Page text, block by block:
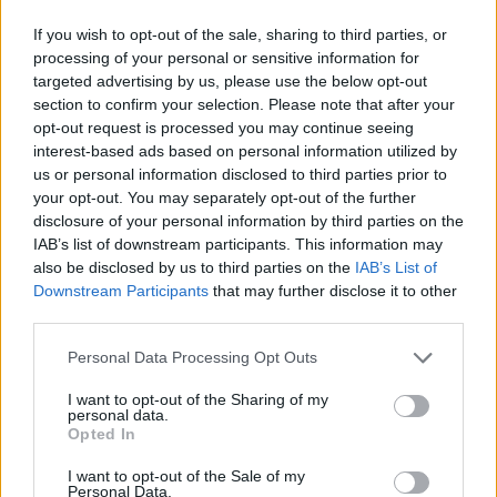
If you wish to opt-out of the sale, sharing to third parties, or
processing of your personal or sensitive information for
targeted advertising by us, please use the below opt-out
section to confirm your selection. Please note that after your
opt-out request is processed you may continue seeing
interest-based ads based on personal information utilized by
us or personal information disclosed to third parties prior to
your opt-out. You may separately opt-out of the further
disclosure of your personal information by third parties on the
IAB’s list of downstream participants. This information may
also be disclosed by us to third parties on the IAB’s List of
Downstream Participants that may further disclose it to other
Please note that this website/app uses one or more Google
not limited to your visit or usage behaviour. You may click to
grant or deny consent to Google and its third-party tags to
use your data for below specified purposes in below Google
consent section.
Personal Data Processing Opt Outs
I want to opt-out of the Sharing of my
personal data.
Opted In
I want to opt-out of the Sale of my
Personal Data.
Szolnok
2026.08.06. Horváth Zsolt
A polgármester a szolnoki cégekhez fordult: több
száz elbocsátott dolgozón segítene
Munkalehetőséget kér a térség vállalkozásaitól Szolnok